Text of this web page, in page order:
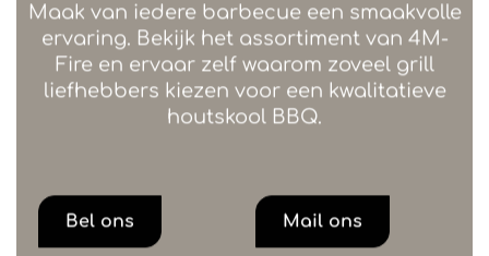
Maak van iedere barbecue een smaakvolle
ervaring. Bekijk het assortiment van 4M-
Fire en ervaar zelf waarom zoveel grill
liefhebbers kiezen voor een kwalitatieve
houtskool BBQ.
Bel ons Mail ons